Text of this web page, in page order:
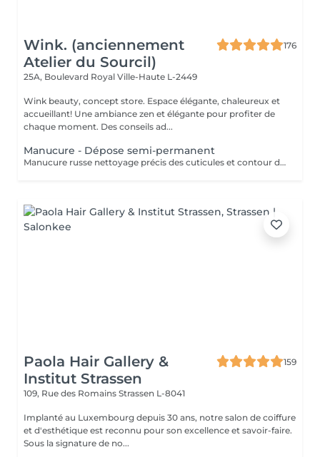
Wink. (anciennement
Atelier du Sourcil)
176
25A, Boulevard Royal Ville-Haute L-2449
Wink beauty, concept store. Espace élégante, chaleureux et
accueillant! Une ambiance zen et élégante pour profiter de
chaque moment. Des conseils ad...
Manucure - Dépose semi-permanent
Manucure russe nettoyage précis des cuticules et contour des ongles. Retrait 85% de l'ancien semi-permanent sans touche a votre ongles naturel.
Paola Hair Gallery &
Institut Strassen
159
109, Rue des Romains Strassen L-8041
Implanté au Luxembourg depuis 30 ans, notre salon de coiffure
et d'esthétique est reconnu pour son excellence et savoir-faire.
Sous la signature de no...